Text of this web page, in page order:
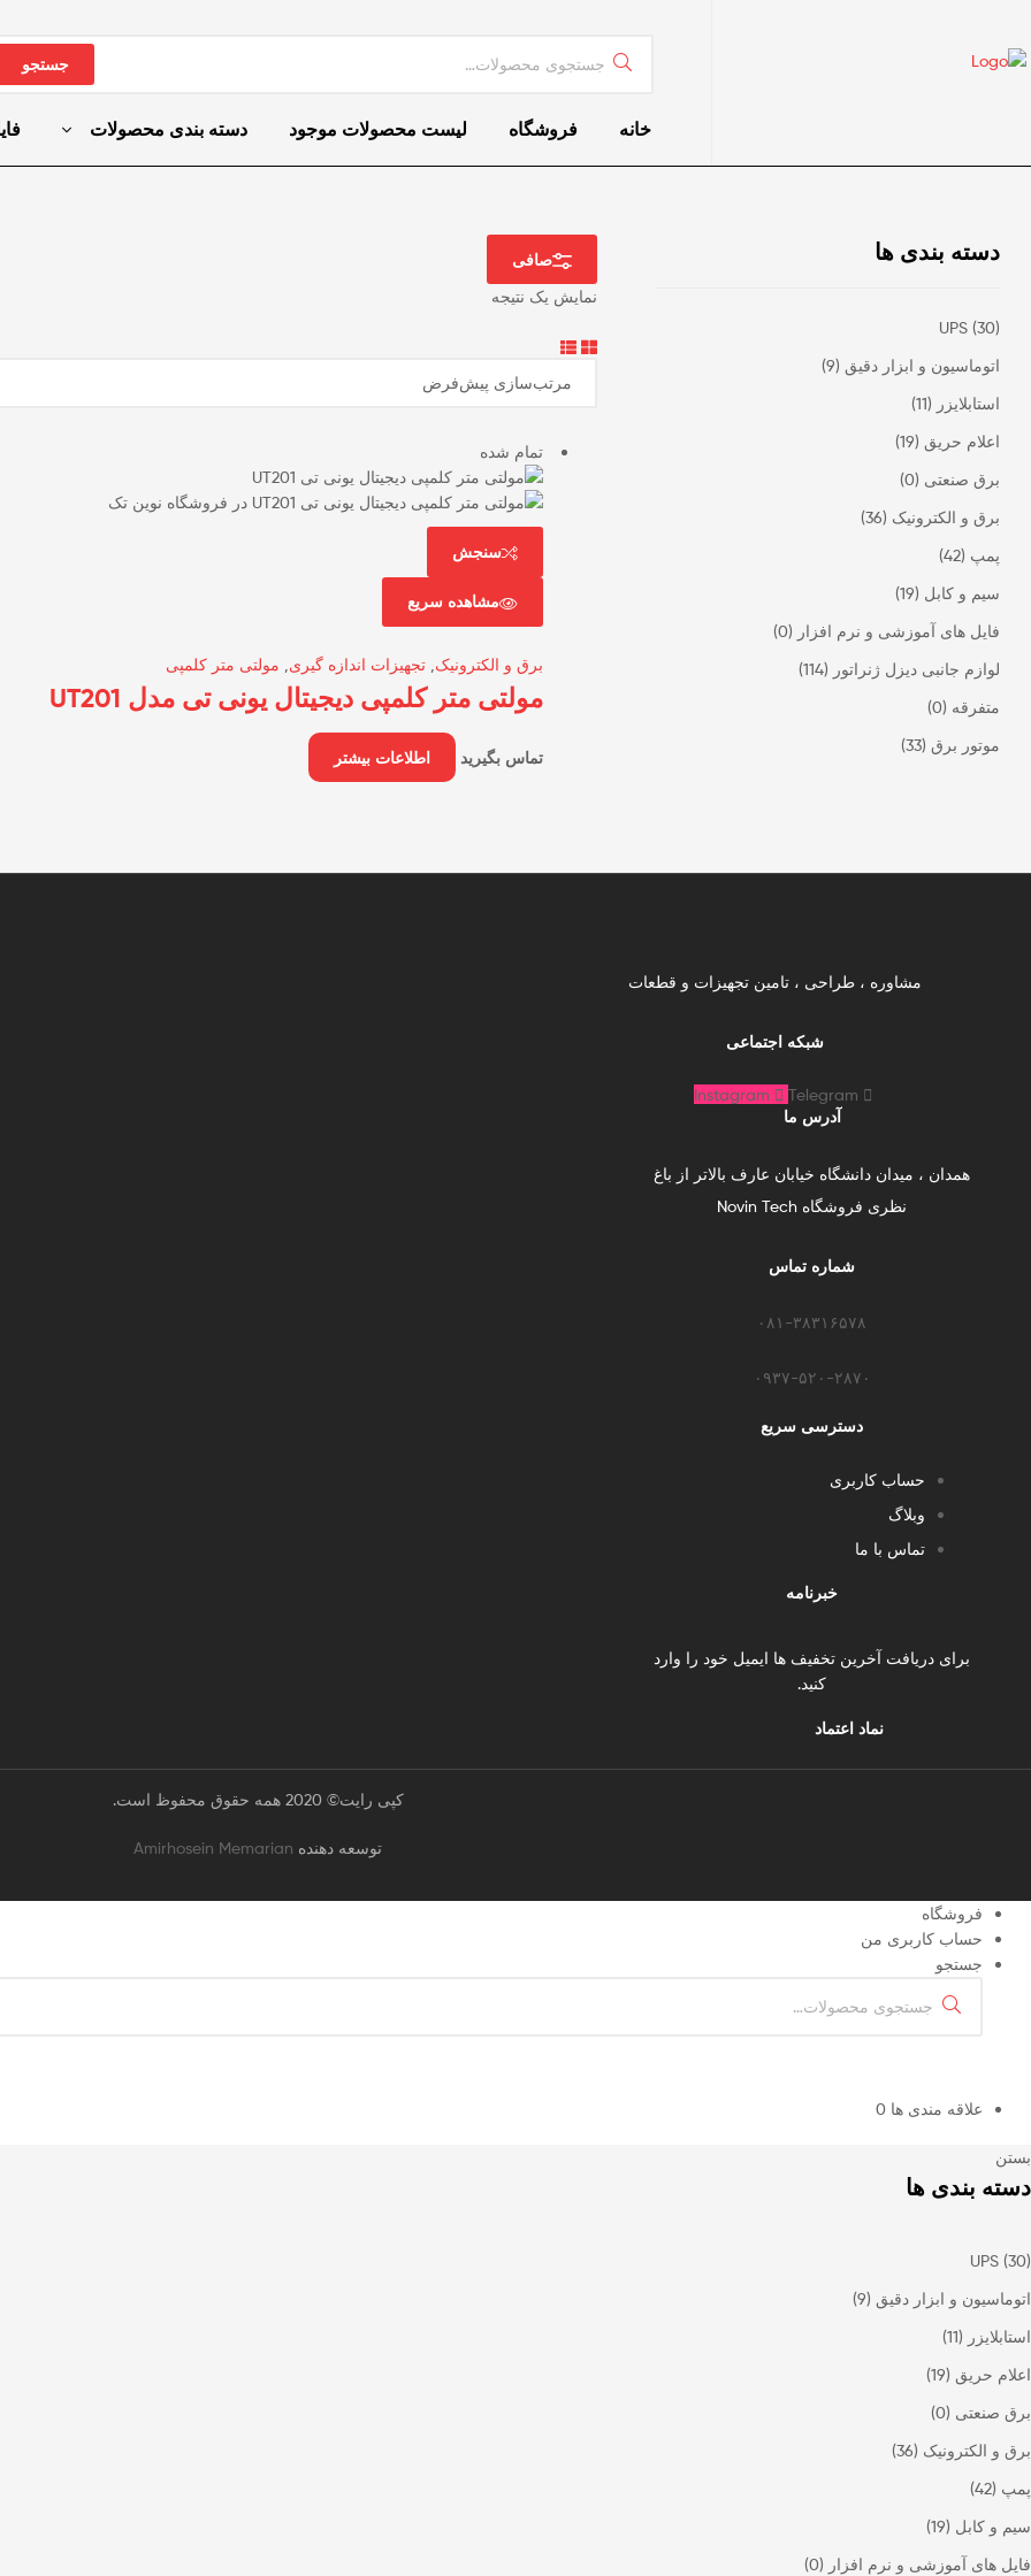
برای:
جستجو
خانه فروشگاه لیست محصولات موجود دسته بندی محصولات
صافی
نمایش یک نتیجه
تمام شده
سنجش
مشاهده سریع
برق و الکترونیک تجهیزات اندازه گیری مولتی متر کلمپی
مولتی متر کلمپی دیجیتال یونی تی مدل UT201
تماس بگیرید اطلاعات بیشتر
دسته بندی ها
UPS (30)
اتوماسیون و ابزار دقیق (9)
استابلایزر (11)
اعلام حریق (19)
برق صنعتی (0)
برق و الکترونیک (36)
پمپ (42)
سیم و کابل (19)
فایل های آموزشی و نرم افزار (0)
لوازم جانبی دیزل ژنراتور (114)
متفرقه (0)
موتور برق (33)
مشاوره ، طراحی ، تامین تجهیزات و قطعات
شبکه اجتماعی
Instagram Telegram
آدرس ما
همدان ، میدان دانشگاه خیابان عارف بالاتر از باغ
نظری فروشگاه Novin Tech
شماره تماس
۰۸۱-۳۸۳۱۶۵۷۸
۰۹۳۷-۵۲۰-۲۸۷۰​
دسترسی سریع
حساب کاربری
وبلاگ
تماس با ما
خبرنامه
برای دریافت آخرین تخفیف ها ایمیل خود را وارد
کنید.
نماد اعتماد
کپی رایت© 2020 همه حقوق محفوظ است.
توسعه دهنده Amirhosein Memarian
فروشگاه
حساب کاربری من
جستجو
برای:
علاقه مندی ها 0
بستن
دسته بندی ها
UPS (30)
اتوماسیون و ابزار دقیق (9)
استابلایزر (11)
اعلام حریق (19)
برق صنعتی (0)
برق و الکترونیک (36)
پمپ (42)
سیم و کابل (19)
فایل های آموزشی و نرم افزار (0)